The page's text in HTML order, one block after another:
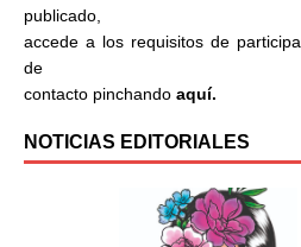
publicado,
accede a los requisitos de
de
contacto pinchando aquí.
NOTICIAS EDITORIALES